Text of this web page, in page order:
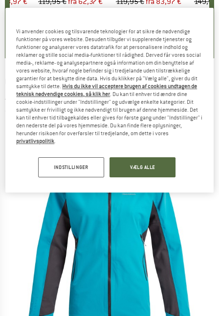
CRAGHOPPERS -Women's Dynamic Pro II
Jacke - Regnjakke
(0)
Vi anvender cookies og tilsvarende teknologier for at sikre de nødvendige
funktioner på vores website. Desuden tilbyder vi supplerende tjenester og
funktioner og analyserer vores datatrafik for at personalisere indhold og
reklamer og stille social media-funktioner til rådighed. Derved får vores social
media-, reklame- og analysepartnere også information om din benyttelse af
vores website, hvoraf nogle befinder sig i tredjelande uden tilstrækkelige
garantier for at beskytte dine data. Hvis du klikker på "Vælg alle", giver du dit
samtykke til dette. Hvis du ikke vil acceptere brugen af cookies undtagen de
teknisk nødvendige cookies, så klik her . Du kan til enhver tid ændre dine
cookie-indstillinger under "Indstillinger" og udvælge enkelte kategorier. Dit
samtykke er frivilligt og ikke nødvendigt til brugen af denne hjemmeside. Det
kan til enhver tid tilbagekaldes eller gives for første gang under "Indstillinger" i
den nederste del på vores hjemmeside. Du kan finde flere oplysninger,
herunder risikoen for overførsler til tredjelande, om dette i vores
privatlivspolitik
INDSTILLINGER VÆLG ALLE